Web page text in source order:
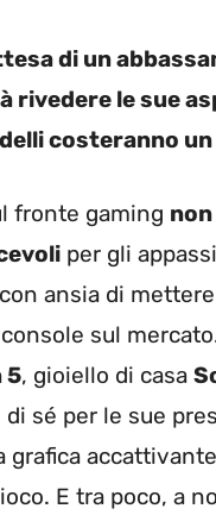
di un
rivedere le sue
costeranno un
fronte gaming
per gli
ansia di
sul
5, gioiello di casa
sé per le sue
grafica
E tra poco, a